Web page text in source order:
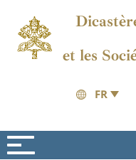
et les
FR
Nouvelles